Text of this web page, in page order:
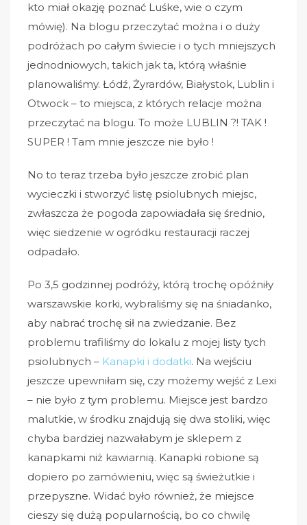
kto miał okazję poznać Luśke, wie o czym
mówię). Na blogu przeczytać można i o duży
podróżach po całym świecie i o tych mniejszych
jednodniowych, takich jak ta, którą właśnie
planowaliśmy. Łódź, Żyrardów, Białystok, Lublin i
Otwock – to miejsca, z których relacje można
przeczytać na blogu. To może LUBLIN ?! TAK !
SUPER ! Tam mnie jeszcze nie było !
No to teraz trzeba było jeszcze zrobić plan
wycieczki i stworzyć listę psiolubnych miejsc,
zwłaszcza że pogoda zapowiadała się średnio,
więc siedzenie w ogródku restauracji raczej
odpadało.
Po 3,5 godzinnej podróży, którą trochę opóźniły
warszawskie korki, wybraliśmy się na śniadanko,
aby nabrać trochę sił na zwiedzanie. Bez
problemu trafiliśmy do lokalu z mojej listy tych
psiolubnych – Kanapki i dodatki. Na wejściu
jeszcze upewniłam się, czy możemy wejść z Lexi
– nie było z tym problemu. Miejsce jest bardzo
malutkie, w środku znajdują się dwa stoliki, więc
chyba bardziej nazwałabym je sklepem z
kanapkami niż kawiarnią. Kanapki robione są
dopiero po zamówieniu, więc są świeżutkie i
przepyszne. Widać było również, że miejsce
cieszy się dużą popularnością, bo co chwilę